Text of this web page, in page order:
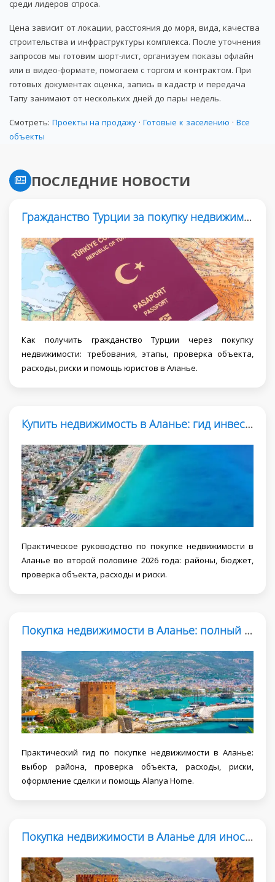
среди лидеров спроса.
Цена зависит от локации, расстояния до моря, вида, качества
строительства и инфраструктуры комплекса. После уточнения
запросов мы готовим шорт-лист, организуем показы офлайн
или в видео-формате, помогаем с торгом и контрактом. При
готовых документах оценка, запись в кадастр и передача
Тапу занимают от нескольких дней до пары недель.
Смотреть: Проекты на продажу · Готовые к заселению · Все
объекты
ПОСЛЕДНИЕ НОВОСТИ
Гражданство Турции за покупку недвижимости
Как получить гражданство Турции через покупку
недвижимости: требования, этапы, проверка объекта,
расходы, риски и помощь юристов в Аланье.
Купить недвижимость в Аланье: гид инвестора 2026
Практическое руководство по покупке недвижимости в
Аланье во второй половине 2026 года: районы, бюджет,
проверка объекта, расходы и риски.
Покупка недвижимости в Аланье: полный гид
Практический гид по покупке недвижимости в Аланье:
выбор района, проверка объекта, расходы, риски,
оформление сделки и помощь Alanya Home.
Покупка недвижимости в Аланье для иностранных инвесторов